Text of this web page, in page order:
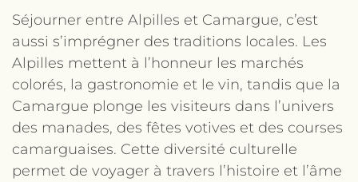
Séjourner entre Alpilles et Camargue, c’est
aussi s’imprégner des traditions locales. Les
Alpilles mettent à l’honneur les marchés
colorés, la gastronomie et le vin, tandis que la
Camargue plonge les visiteurs dans l’univers
des manades, des fêtes votives et des courses
camarguaises. Cette diversité culturelle
permet de voyager à travers l’histoire et l’âme